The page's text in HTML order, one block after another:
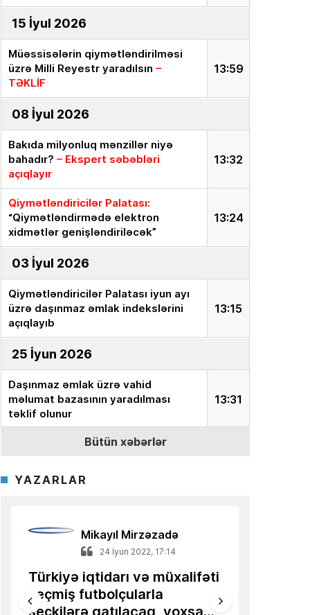
15 İyul 2026
13:59
Müəssisələrin qiymətləndirilməsi
üzrə Milli Reyestr yaradılsın –
TƏKLİF
08 İyul 2026
13:32
Bakıda milyonluq mənzillər niyə
bahadır? – Ekspert səbəbləri
açıqlayır
13:24
Qiymətləndiricilər Palatası:
“Qiymətləndirmədə elektron
xidmətlər genişləndiriləcək”
03 İyul 2026
13:15
Qiymətləndiricilər Palatası iyun ayı
üzrə daşınmaz əmlak indekslərini
açıqlayıb
25 İyun 2026
13:31
Daşınmaz əmlak üzrə vahid
məlumat bazasının yaradılması
təklif olunur
18 İyun 2026
Ekspert: “İnvestor milyonları aktivə
Azərbaycanlı alimin məqaləsi
Türkiyə mediasında dərc olunub
16 İyun 2026
AQP:Azərbaycan avtomobil
Bütün xəbərlər
YAZARLAR
Mikayıl Mirzəzadə
14 Mart 2022, 21:11
Qərbə uzanan kiçik əllər –
İqtisadiyyatın Estoniya
nümunəsi